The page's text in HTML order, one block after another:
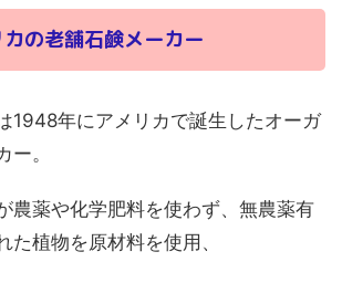
の老舗石鹸メーカー
1948年にアメリカで誕生したオーガ
ー。
農薬や化学肥料を使わず、無農薬有
た植物を原材料を使用、